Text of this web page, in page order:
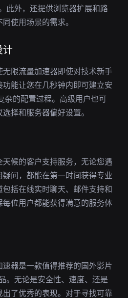
外，还提供浏览器扩展和路
使用场景的需求。
计
限流量加速器即使对技术新手
能让您在几秒钟内即可建立安
杂的配置过程。高级用户也可
择和服务器偏好设置。
候的客户支持服务，无论您遇
问，都能在第一时间获得专业
括在线实时聊天、邮件支持和
位用户都能获得满意的服务体
器是一款值得推荐的国外影片
无论是安全性、速度、还是
了优秀的表现。对于寻找可靠